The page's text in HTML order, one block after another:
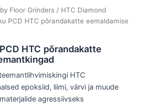
Floor Grinders / HTC Diamond
PCD HTC põrandakatte eemaldamise
HTC põrandakatte
HTC
epoksiid, liimi, värvi ja muude
agressiivseks